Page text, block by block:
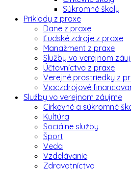
Súkromné školy
Príklady z praxe
Dane z praxe
Ľudské zdroje z praxe
Manažment z praxe
Služby vo verejnom
Účtovníctvo z praxe
Verejné prostriedky z
Viaczdrojové
Služby vo verejnom záujme
Cirkevné a súkromné
Kultúra
Sociálne služby
Šport
Veda
Vzdelávanie
Zdravotníctvo